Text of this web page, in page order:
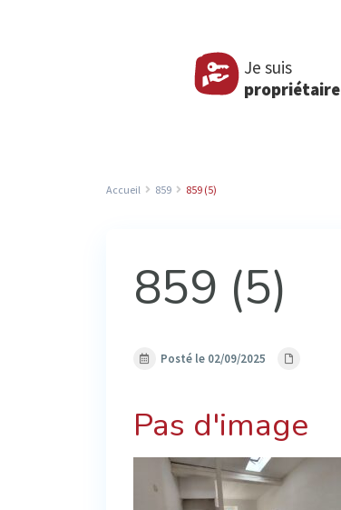
Je suis
propriétaire
Accueil 859 859 (5)
859 (5)
Posté le 02/09/2025
Pas d'image